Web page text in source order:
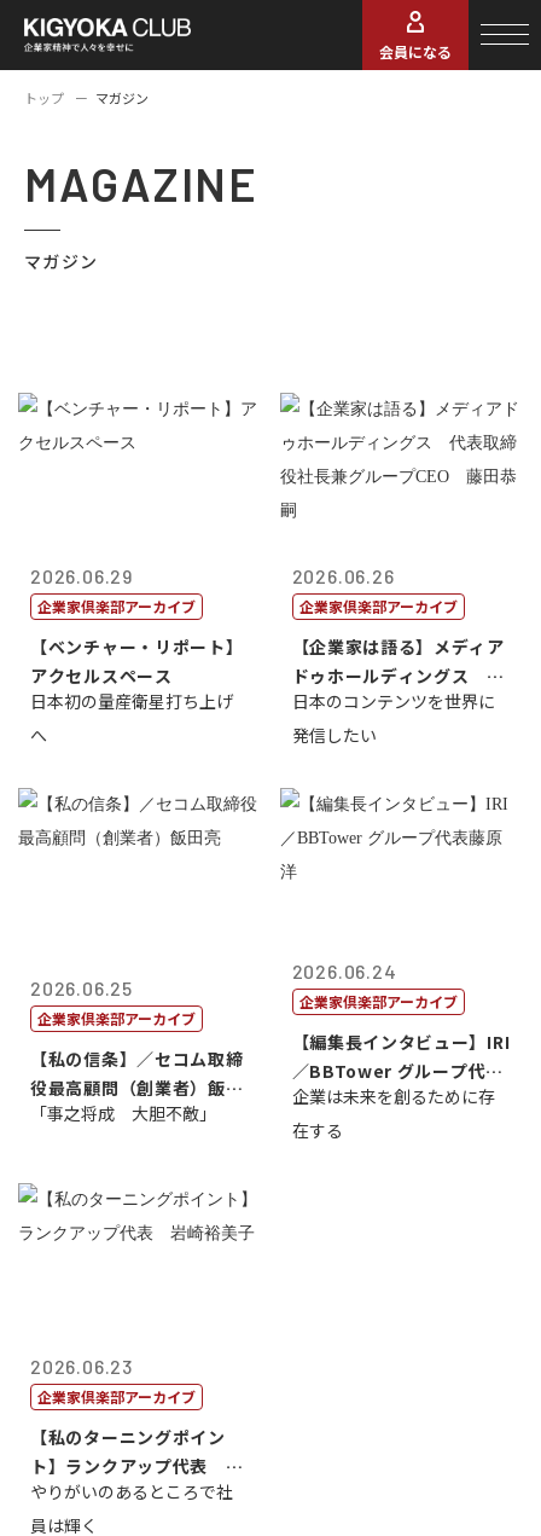
会員になる
トップ マガジン
MAGAZINE
マガジン
2026.06.29
企業家倶楽部アーカイブ
【ベンチャー・リポート】
アクセルスペース
日本初の量産衛星打ち上げ
へ
2026.06.26
企業家倶楽部アーカイブ
【企業家は語る】メディア
ドゥホールディングス 代
表取締役社長...
日本のコンテンツを世界に
発信したい
2026.06.25
企業家倶楽部アーカイブ
【私の信条】／セコム取締
役最高顧問（創業者）飯田
亮
「事之将成 大胆不敵」
2026.06.24
企業家倶楽部アーカイブ
【編集長インタビュー】IRI
／BBTower グループ代表
藤...
企業は未来を創るために存
在する
2026.06.23
企業家倶楽部アーカイブ
【私のターニングポイン
ト】ランクアップ代表 岩
崎裕美子
やりがいのあるところで社
員は輝く